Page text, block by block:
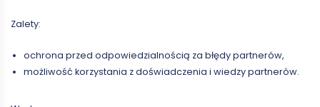
Zalety:
ochrona przed odpowiedzialnością za błędy partnerów,
możliwość korzystania z doświadczenia i wiedzy partnerów.